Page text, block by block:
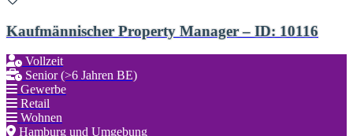
Kaufmännischer Property Manager – ID: 10116
Vollzeit
Senior (>6 Jahren BE)
Gewerbe
Retail
Wohnen
Hamburg und Umgebung